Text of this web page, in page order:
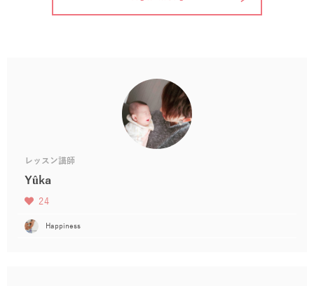
レッスン講師
Yûka
24
Happiness